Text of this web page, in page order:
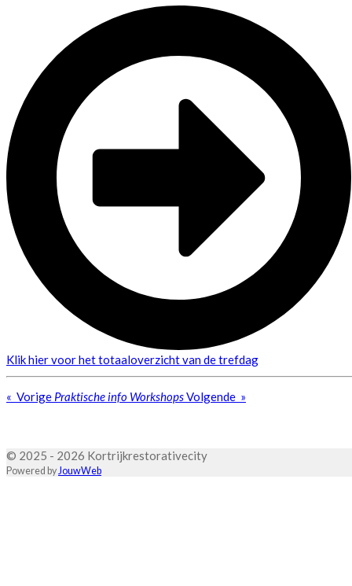
Klik hier voor het totaaloverzicht van de trefdag
« Vorige Praktische info WorkshopsVolgende »
© 2025 - 2026 Kortrijkrestorativecity
Powered byJouwWeb